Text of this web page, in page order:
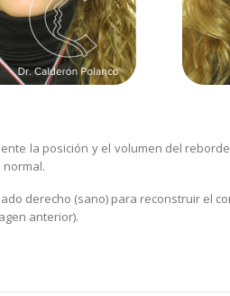
la posición y el volumen del
normal.
derecho (sano) para reconstruir el
anterior).